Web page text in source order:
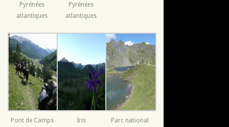
Pyrénées
atlantiques
Pyrénées
atlantiques
Pont de Camps
Iris
Parc national